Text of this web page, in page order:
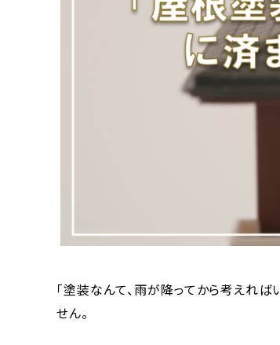
「塗装なんて、雨が降ってから考えれ
せん。